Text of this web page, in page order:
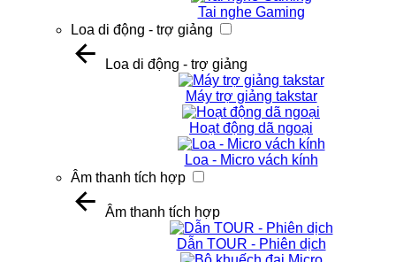
Tai nghe Gaming
Loa di động - trợ giảng
Loa di động - trợ giảng
Máy trợ giảng takstar
Hoạt động dã ngoại
Loa - Micro vách kính
Âm thanh tích hợp
Âm thanh tích hợp
Dẫn TOUR - Phiên dịch